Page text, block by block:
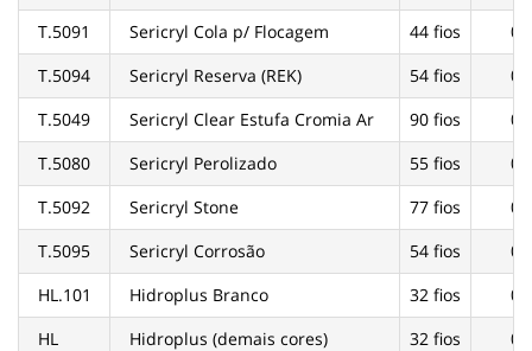
T.5091
Sericryl Cola p/ Flocagem 44 fios
02
T.5094
Sericryl Reserva (REK) 54 fios
02
T.5049
Sericryl Clear Estufa Cromia Ar 90 fios
02
T.5080
Sericryl Perolizado 55 fios
02
T.5092
Sericryl Stone 77 fios
02
T.5095
Sericryl Corrosão 54 fios
02
HL.101
Hidroplus Branco 32 fios
02
HL
Hidroplus (demais cores) 32 fios
02